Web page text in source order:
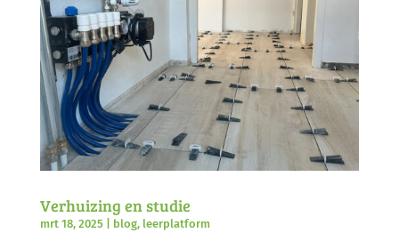
Verhuizing en studie
mrt 18, 2025| blog, leerplatform